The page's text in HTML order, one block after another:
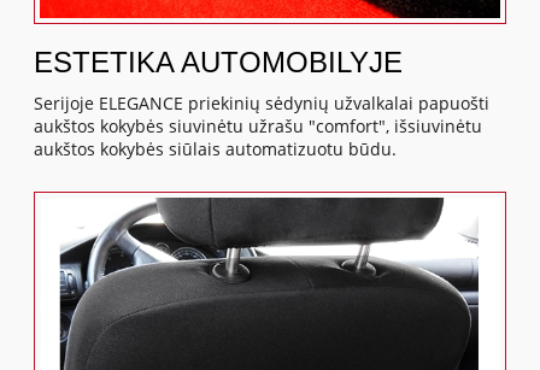
ESTETIKA AUTOMOBILYJE
Serijoje ELEGANCE priekinių sėdynių užvalkalai papuošti
aukštos kokybės siuvinėtu užrašu "comfort", išsiuvinėtu
aukštos kokybės siūlais automatizuotu būdu.